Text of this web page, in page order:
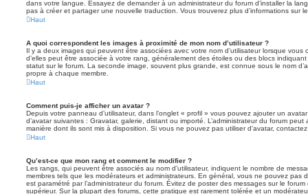
dans votre langue. Essayez de demander à un administrateur du forum d’installer la
pas à créer et partager une nouvelle traduction. Vous trouverez plus d’informations sur
Haut
A quoi correspondent les images à proximité de mon nom d’utilisateur ?
Il y a deux images qui peuvent être associées avec votre nom d’utilisateur lorsque vous
d’elles peut être associée à votre rang, généralement des étoiles ou des blocs
statut sur le forum. La seconde image, souvent plus grande, est connue sous le nom
propre à chaque membre.
Haut
Comment puis-je afficher un avatar ?
Depuis votre panneau d’utilisateur, dans l’onglet « profil » vous pouvez ajouter un
d’avatar suivantes : Gravatar, galerie, distant ou importé. L’administrateur du forum
manière dont ils sont mis à disposition. Si vous ne pouvez pas utiliser d’avatar,
Haut
Qu’est-ce que mon rang et comment le modifier ?
Les rangs, qui peuvent être associés au nom d’utilisateur, indiquent le nombre de
membres tels que les modérateurs et administrateurs. En général, vous ne pouvez pas
est paramétré par l’administrateur du forum. Évitez de poster des messages sur le
supérieur. Sur la plupart des forums, cette pratique est rarement tolérée et un